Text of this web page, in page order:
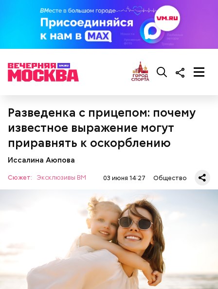
Разведенка с прицепом: почему
известное выражение могут
приравнять к оскорблению
Иссалина Аюпова
Сюжет: Эксклюзивы ВМ 03 июня 14:27 Общество